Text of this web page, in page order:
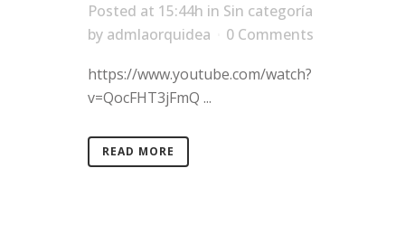
Posted at 15:44h in Sin categoría
by admlaorquidea
0 Comments
https://www.youtube.com/watch?
v=QocFHT3jFmQ ...
READ MORE